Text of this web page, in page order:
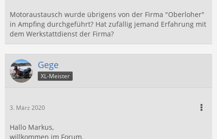
Motoraustausch wurde übrigens von der Firma "Oberloher"
in Ampfing durchgeführt? Hat zufällig jemand Erfahrung mit
dem Werkstattdienst der Firma?
Gege
XL-Meister
3. März 2020
Hallo Markus,
willkommen im Forum.